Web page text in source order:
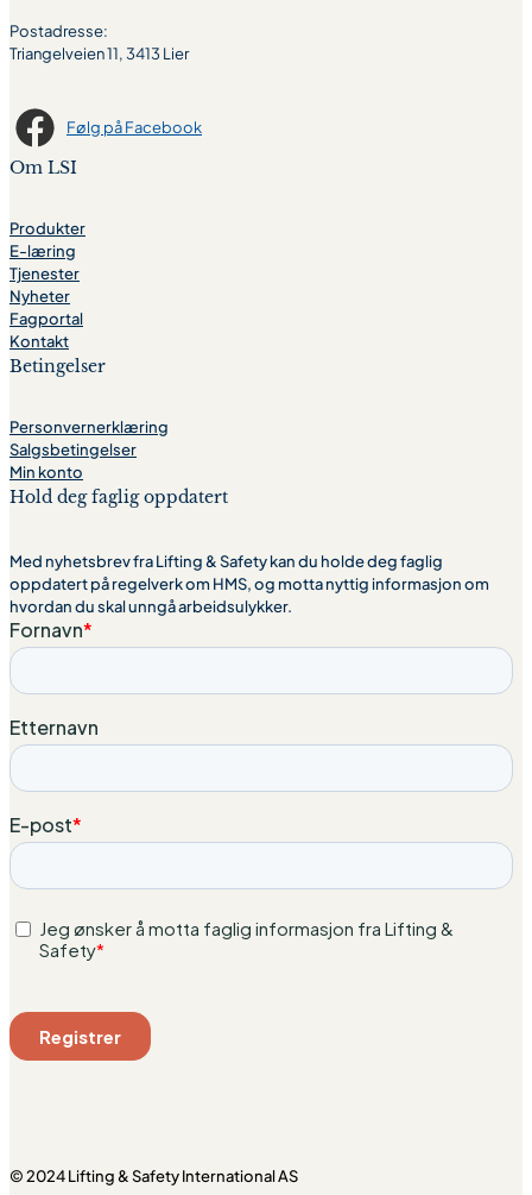
Postadresse:
Triangelveien 11, 3413 Lier
Følg på Facebook
Om LSI
Produkter
E-læring
Tjenester
Nyheter
Fagportal
Kontakt
Betingelser
Personvernerklæring
Salgsbetingelser
Min konto
Hold deg faglig oppdatert
Med nyhetsbrev fra Lifting & Safety kan du holde deg faglig
oppdatert på regelverk om HMS, og motta nyttig informasjon om
hvordan du skal unngå arbeidsulykker.
© 2024 Lifting & Safety International AS